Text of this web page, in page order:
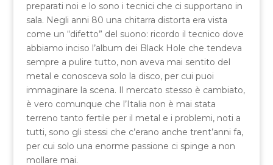
preparati noi e lo sono i tecnici che ci supportano in
sala. Negli anni 80 una chitarra distorta era vista
come un “difetto” del suono: ricordo il tecnico dove
abbiamo inciso l’album dei Black Hole che tendeva
sempre a pulire tutto, non aveva mai sentito del
metal e conosceva solo la disco, per cui puoi
immaginare la scena. Il mercato stesso è cambiato,
è vero comunque che l’Italia non è mai stata
terreno tanto fertile per il metal e i problemi, noti a
tutti, sono gli stessi che c’erano anche trent’anni fa,
per cui solo una enorme passione ci spinge a non
mollare mai.